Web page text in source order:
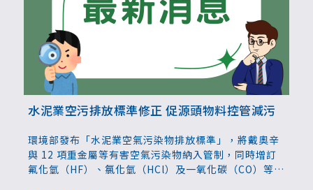
水泥業空污排放標準修正 促源頭物料控管減污
環境部發布「水泥業空氣污染物排放標準」，將戴奧辛
與 12 項重金屬等有害空氣污染物納入管制，同時增訂
氟化氫（HF）、氯化氫（HCl）及一氧化碳（CO）等標